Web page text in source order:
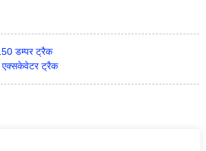
डम्पर ट्रैक
ट्रैक